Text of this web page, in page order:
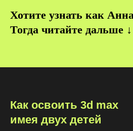
Хотите узнать как
Тогда читайте дальше ↓
Как освоить 3d max
имея двух детей